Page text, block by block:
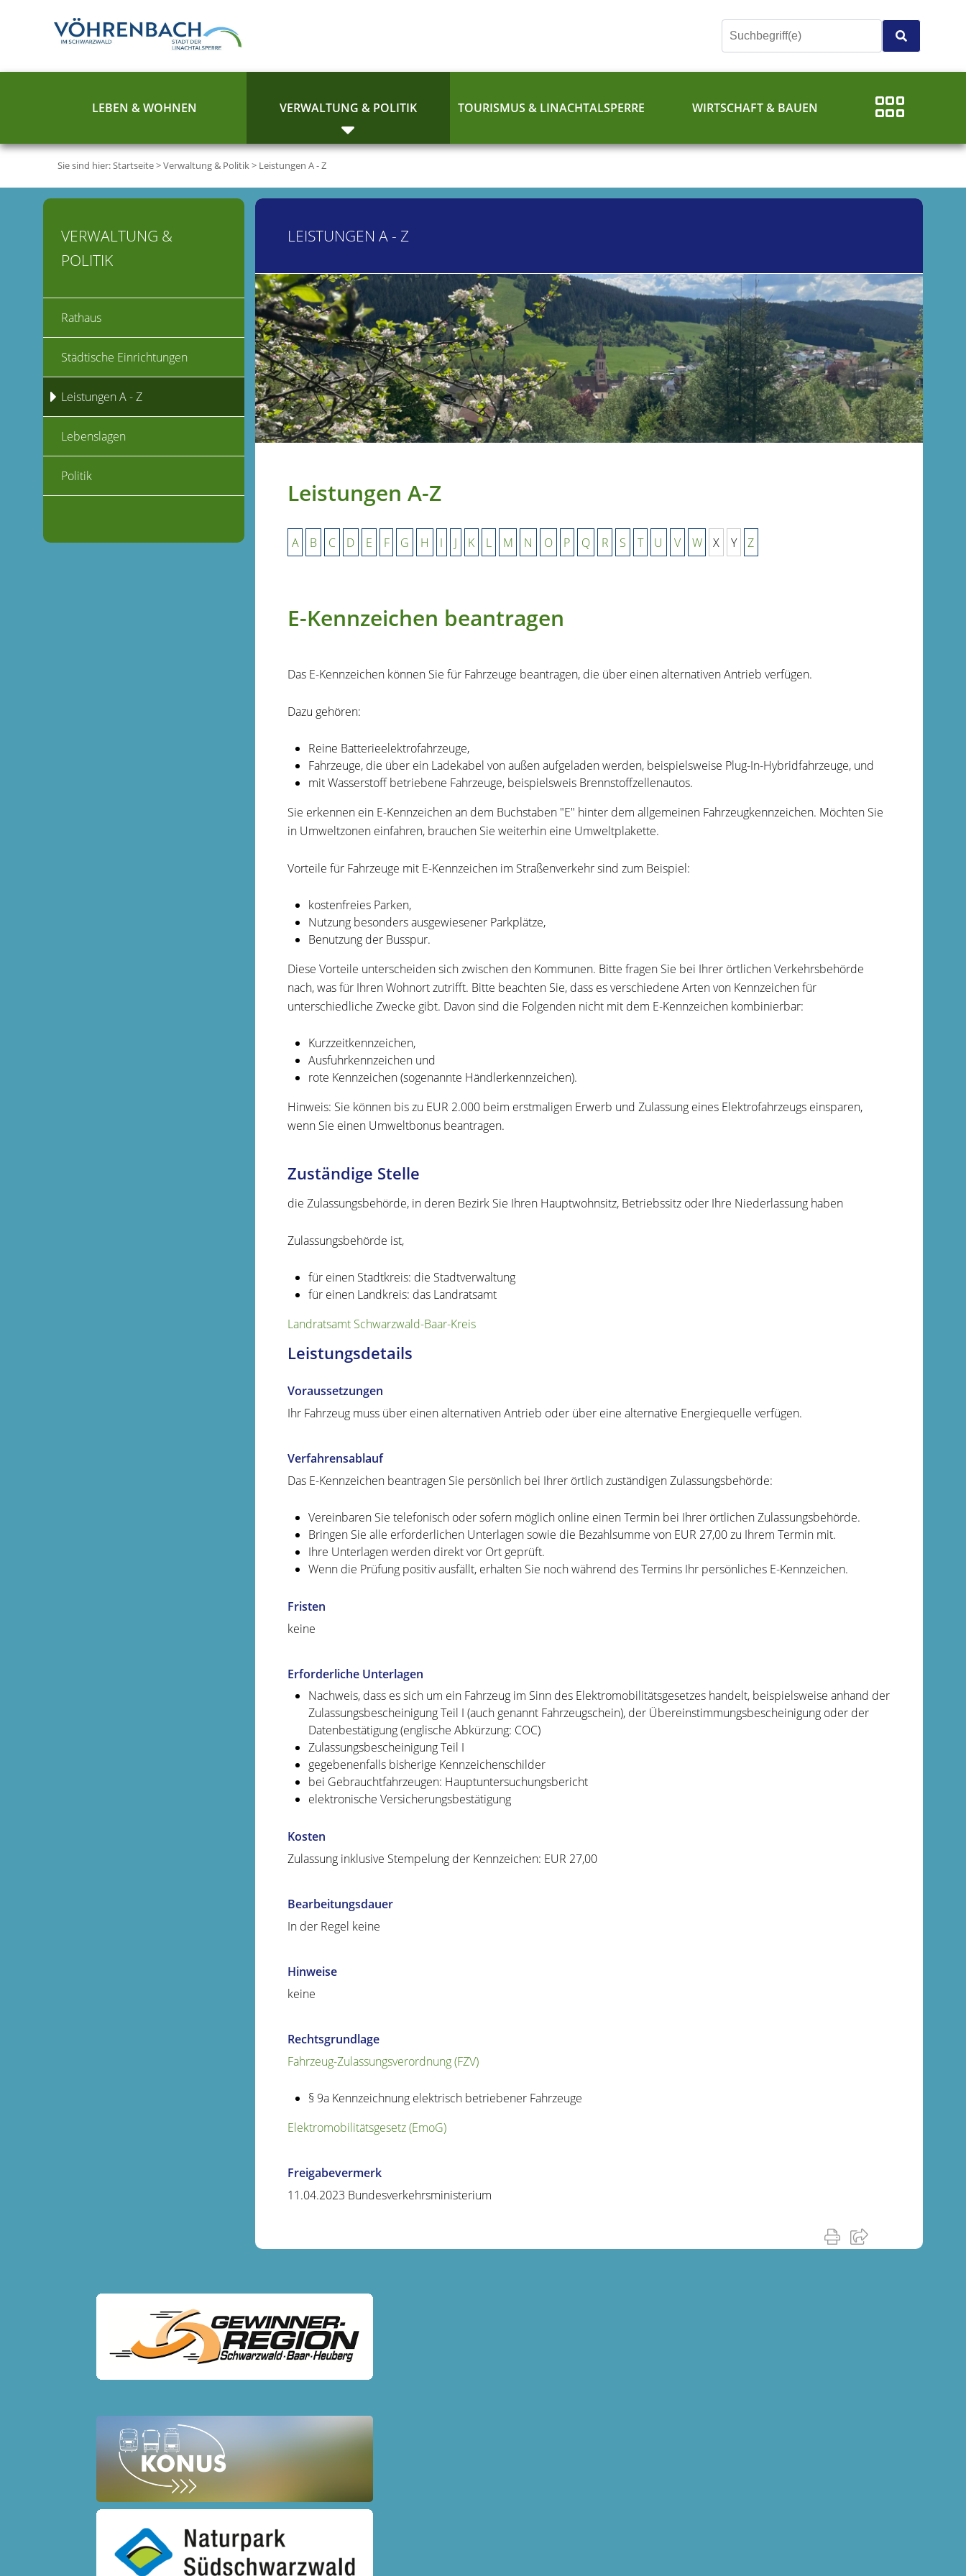
LEBEN & WOHNEN VERWALTUNG & POLITIK TOURISMUS & LINACHTALSPERRE WIRTSCHAFT & BAUEN
Sie sind hier:Startseite>Verwaltung & Politik> Leistungen A - Z
LEISTUNGEN A - Z
Leistungen A-Z
A B C D E F G H I J K L M N O P Q R S T U V W X Y Z
E-Kennzeichen beantragen
Das E-Kennzeichen können Sie für Fahrzeuge beantragen, die über einen alternativen Antrieb verfügen.
Dazu gehören:
Reine Batterieelektrofahrzeuge,
Fahrzeuge, die über ein Ladekabel von außen aufgeladen werden, beispielsweise Plug-In-Hybridfahrzeuge, und
mit Wasserstoff betriebene Fahrzeuge, beispielsweis Brennstoffzellenautos.
Sie erkennen ein E-Kennzeichen an dem Buchstaben "E" hinter dem allgemeinen Fahrzeugkennzeichen. Möchten Sie
in Umweltzonen einfahren, brauchen Sie weiterhin eine Umweltplakette.
Vorteile für Fahrzeuge mit E-Kennzeichen im Straßenverkehr sind zum Beispiel:
kostenfreies Parken,
Nutzung besonders ausgewiesener Parkplätze,
Benutzung der Busspur.
Diese Vorteile unterscheiden sich zwischen den Kommunen. Bitte fragen Sie bei Ihrer örtlichen Verkehrsbehörde
nach, was für Ihren Wohnort zutrifft. Bitte beachten Sie, dass es verschiedene Arten von Kennzeichen für
unterschiedliche Zwecke gibt. Davon sind die Folgenden nicht mit dem E-Kennzeichen kombinierbar:
Kurzzeitkennzeichen,
Ausfuhrkennzeichen und
rote Kennzeichen (sogenannte Händlerkennzeichen).
Hinweis: Sie können bis zu EUR 2.000 beim erstmaligen Erwerb und Zulassung eines Elektrofahrzeugs einsparen,
wenn Sie einen Umweltbonus beantragen.
Zuständige Stelle
die Zulassungsbehörde, in deren Bezirk Sie Ihren Hauptwohnsitz, Betriebssitz oder Ihre Niederlassung haben
Zulassungsbehörde ist,
für einen Stadtkreis: die Stadtverwaltung
für einen Landkreis: das Landratsamt
Landratsamt Schwarzwald-Baar-Kreis
Leistungsdetails
Voraussetzungen
Ihr Fahrzeug muss über einen alternativen Antrieb oder über eine alternative Energiequelle verfügen.
Verfahrensablauf
Das E-Kennzeichen beantragen Sie persönlich bei Ihrer örtlich zuständigen Zulassungsbehörde:
Vereinbaren Sie telefonisch oder sofern möglich online einen Termin bei Ihrer örtlichen Zulassungsbehörde.
Bringen Sie alle erforderlichen Unterlagen sowie die Bezahlsumme von EUR 27,00 zu Ihrem Termin mit.
Ihre Unterlagen werden direkt vor Ort geprüft.
Wenn die Prüfung positiv ausfällt, erhalten Sie noch während des Termins Ihr persönliches E-Kennzeichen.
Fristen
keine
Erforderliche Unterlagen
Nachweis, dass es sich um ein Fahrzeug im Sinn des Elektromobilitätsgesetzes handelt, beispielsweise anhand der
Zulassungsbescheinigung Teil I (auch genannt Fahrzeugschein), der Übereinstimmungsbescheinigung oder der
Datenbestätigung (englische Abkürzung: COC)
Zulassungsbescheinigung Teil I
gegebenenfalls bisherige Kennzeichenschilder
bei Gebrauchtfahrzeugen: Hauptuntersuchungsbericht
elektronische Versicherungsbestätigung
Kosten
Zulassung inklusive Stempelung der Kennzeichen: EUR 27,00
Bearbeitungsdauer
In der Regel keine
Hinweise
keine
Rechtsgrundlage
Fahrzeug-Zulassungsverordnung (FZV)
§ 9a Kennzeichnung elektrisch betriebener Fahrzeuge
Elektromobilitätsgesetz (EmoG)
Freigabevermerk
11.04.2023 Bundesverkehrsministerium
VERWALTUNG &
POLITIK
Rathaus
Städtische Einrichtungen
Leistungen A - Z
Lebenslagen
Politik